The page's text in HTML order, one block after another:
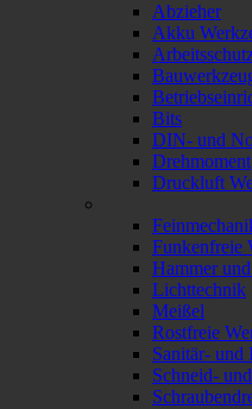
Abzieher
Akku
Bits
DIN- und
Drehmoment
Druckluft
Funkenfreie
Hammer
Lichttechnik
Meißel
Rostfreie
Sanitär- und
Schneid-